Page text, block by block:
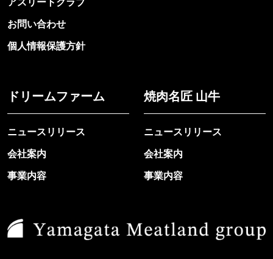
アスリートクラブ
お問い合わせ
個人情報保護方針
ドリームファーム
ニュースリリース
会社案内
事業内容
焼肉名匠 山牛
ニュースリリース
会社案内
事業内容